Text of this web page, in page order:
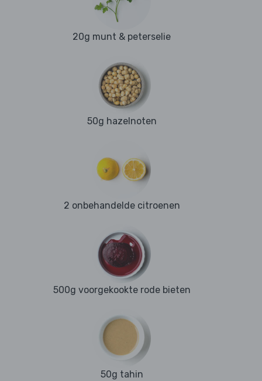
20g munt & peterselie
50g hazelnoten
2 onbehandelde citroenen
500g voorgekookte rode bieten
50g tahin